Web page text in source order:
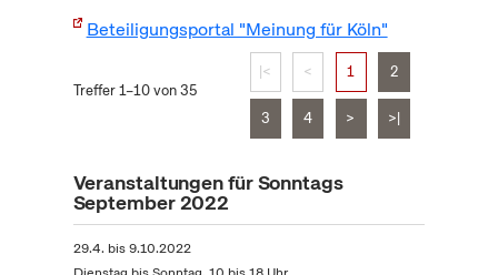
Beteiligungsportal "Meinung für Köln"
Treffer 1–10 von 35
|< < 1 2
3 4 > >|
Veranstaltungen für Sonntags
September 2022
29.4. bis9.10.2022